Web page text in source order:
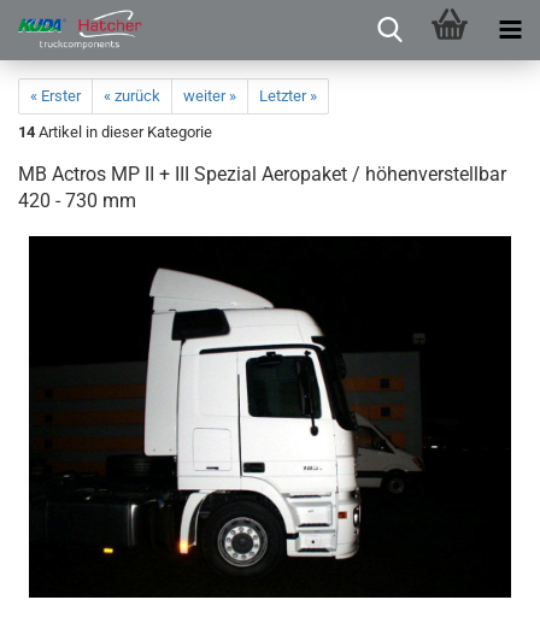
« Erster « zurück weiter »
Letzter »
14 Artikel in dieser Kategorie
MB Actros MP II + III Spezial Aeropaket / höhenverstellbar
420 - 730 mm